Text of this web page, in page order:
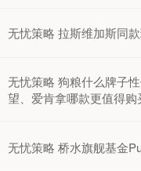
无忧策略 拉斯维加斯同
无忧策略 狗粮什么牌子
望、爱肯拿哪款更值得购
无忧策略 桥水旗舰基金